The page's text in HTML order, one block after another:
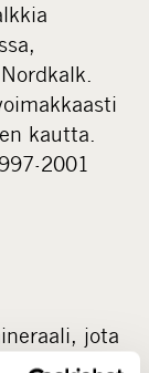
kautta.
2001
jota
raaka-